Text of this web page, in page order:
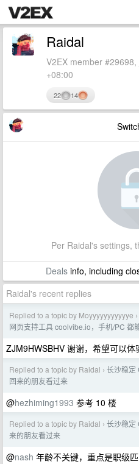
Raidal
V2EX member
+08:00
22 14
Per Raidal's settings,
Dealsinfo, including
Raidal's recent replies
Replied to a topic by Moyyyyyyyyyyye ›
网页支持工具 coolvibe.io，手机/PC 都
ZJM9HWSBHV 谢谢，希望可以体
Replied to a topic by Raidal › 长沙稳定
回来的朋友看过来
@hezhiming1993 参考 10 楼
Replied to a topic by Raidal › 长沙稳定
来的朋友看过来
@nash 年龄不关键，重点是职级